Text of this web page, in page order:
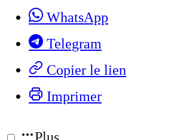
WhatsApp
Telegram
Copier le lien
Imprimer